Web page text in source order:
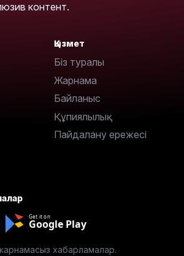
контент.
Қызмет
Біз туралы
Жарнама
Байланыс
Құпиялылық
Пайдалану ережесі
Get it on
Google Play
хабарламалар.